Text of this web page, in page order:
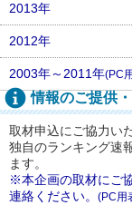
2013年
2012年
2003年～2011年(PC
情報のご提供
取材申込にご協力い
独自のランキング速
ます。
※本企画の取材にご
連絡ください。 (PC用